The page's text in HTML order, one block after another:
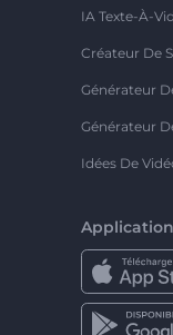
IA Texte-À-
Créateur De
Générateur
Générateur
Idées De